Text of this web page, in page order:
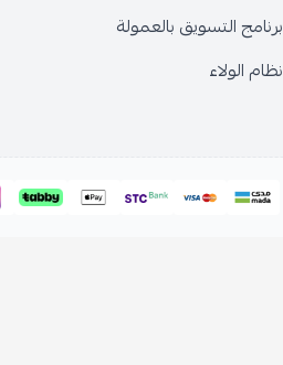
برنامج التسويق بالعمولة
نظام الولاء